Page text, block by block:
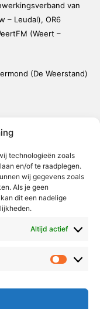
technologieën zoals
en/of te raadplegen.
wij gegevens zoals
Als je geen
dit een nadelige
Altijd actief
van
– Leudal), OR6
(Weert –
(De Weerstand)